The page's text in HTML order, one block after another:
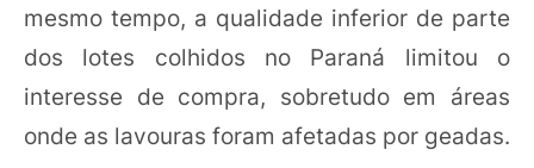
mesmo tempo, a qualidade inferior de parte
dos lotes colhidos no Paraná limitou o
interesse de compra, sobretudo em áreas
onde as lavouras foram afetadas por geadas.